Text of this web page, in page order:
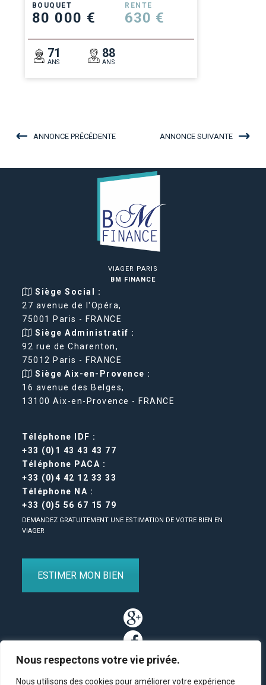
Nous respectons votre vie privée.
Nous utilisons des cookies pour améliorer votre expérience
BOUQUET
80 000 €
RENTE
630 €
71
ANS
88
ANS
ANNONCE PRÉCÉDENTE ANNONCE SUIVANTE
VIAGER PARIS
BM FINANCE
Siège Social :
27 avenue de l'Opéra,
75001 Paris - FRANCE
Siège Administratif :
92 rue de Charenton,
75012 Paris - FRANCE
Siège Aix-en-Provence :
16 avenue des Belges,
13100 Aix-en-Provence - FRANCE
Téléphone IDF :
+33 (0)1 43 43 43 77
Téléphone PACA :
+33 (0)4 42 12 33 33
Téléphone NA :
+33 (0)5 56 67 15 79
DEMANDEZ GRATUITEMENT UNE ESTIMATION DE VOTRE BIEN EN
VIAGER
ESTIMER MON BIEN